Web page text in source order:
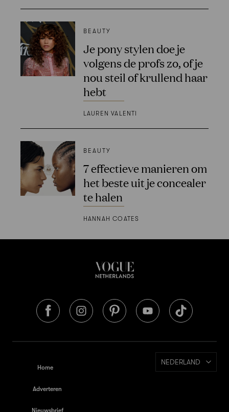
BEAUTY
Je pony stylen doe je
volgens de profs zo, of je
nou steil of krullend haar
hebt
LAUREN VALENTI
BEAUTY
7 effectieve manieren om
het beste uit je concealer
te halen
HANNAH COATES
Home
Adverteren
NEDERLAND